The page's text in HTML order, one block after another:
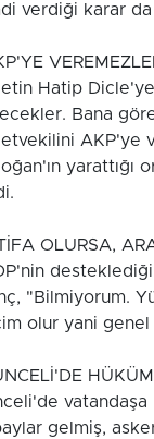
verdiği karar
Hatip
Bana
AKP'ye
OLURSA,
"Bilmiyorum.
olur yani
vatandaşa
gelmiş,